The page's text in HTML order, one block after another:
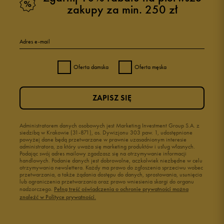
zakupy za min. 250 zł
Adres e-mail
Oferta damska Oferta męska
Administratorem danych osobowych jest Marketing Investment Group S.A. z
siedzibą w Krakowie (31-871), os. Dywizjonu 303 paw. 1, udostępnione
powyżej dane będą przetwarzane w prawnie uzasadnionym interesie
administratora, za który uważa się marketing produktów i usług własnych.
Podając swój adres mailowy zgadzasz się na otrzymywanie informacji
handlowych. Podanie danych jest dobrowolne, aczkolwiek niezbędne w celu
otrzymywania newslettera. Każdy ma prawo do zgłoszenia sprzeciwu wobec
przetwarzania, a także żądania dostępu do danych, sprostowania, usunięcia
lub ograniczenia przetwarzania oraz prawo wniesienia skargi do organu
nadzorczego. Pełną treść oświadczenia o ochronie prywatności można
znaleźć w Polityce prywatności.
ZAPISZ SIĘ